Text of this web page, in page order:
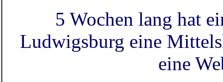
5 Wochen lang hat
Ludwigsburg eine
eine